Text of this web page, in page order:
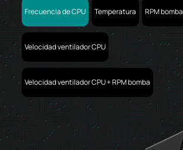
Frecuencia de CPU Temperatura RPM bomba
Velocidad ventilador CPU
Velocidad ventilador CPU + RPM bomba